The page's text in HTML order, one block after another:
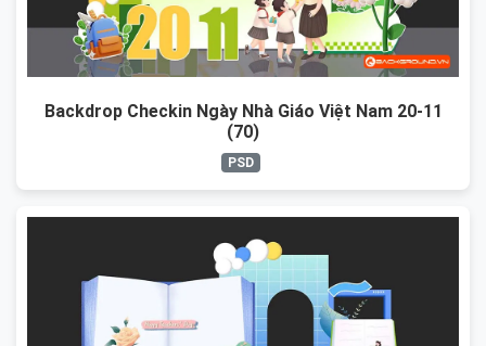
Backdrop Checkin Ngày Nhà Giáo Việt Nam 20-11
(70)
PSD